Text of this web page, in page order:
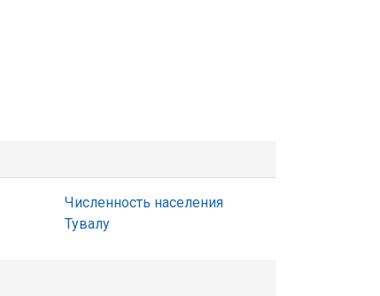
Численность населения
Тувалу